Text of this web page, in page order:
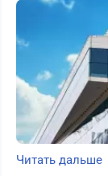
Читать дальше